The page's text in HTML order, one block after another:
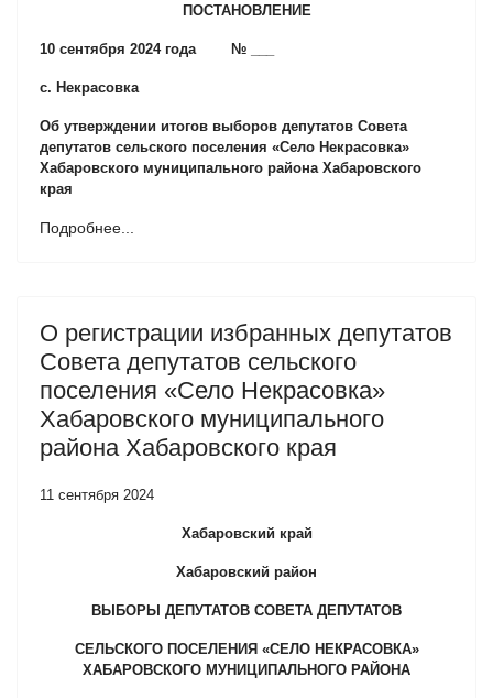
ПОСТАНОВЛЕНИЕ
10 сентября 2024 года № ___
с. Некрасовка
Об утверждении итогов выборов депутатов Совета
депутатов сельского поселения «Село Некрасовка»
Хабаровского муниципального района Хабаровского
края
Подробнее...
О регистрации избранных депутатов
Совета депутатов сельского
поселения «Село Некрасовка»
Хабаровского муниципального
района Хабаровского края
11 сентября 2024
Хабаровский край
Хабаровский район
ВЫБОРЫ ДЕПУТАТОВ СОВЕТА ДЕПУТАТОВ
СЕЛЬСКОГО ПОСЕЛЕНИЯ «СЕЛО НЕКРАСОВКА»
ХАБАРОВСКОГО МУНИЦИПАЛЬНОГО РАЙОНА